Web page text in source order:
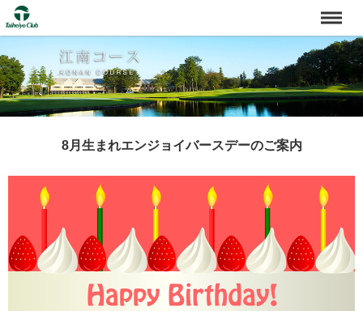
8月生まれエンジョイバースデーのご案内